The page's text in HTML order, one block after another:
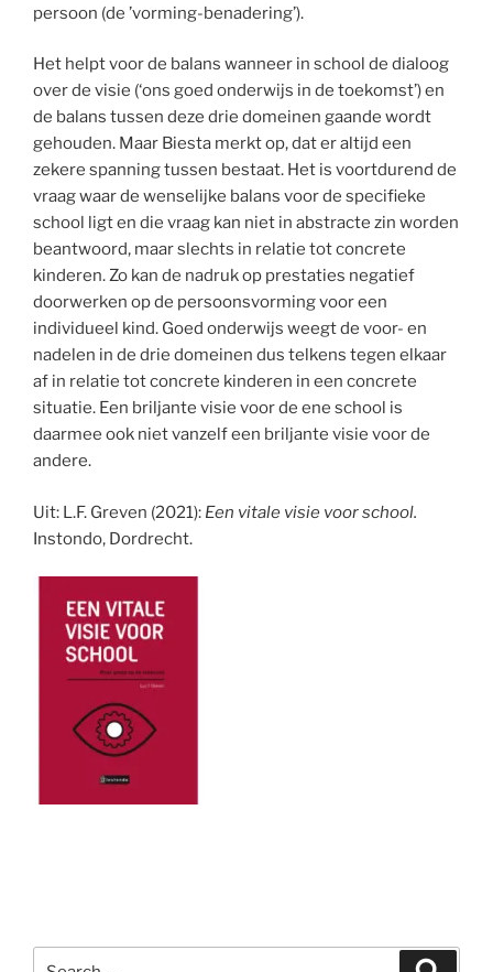
persoon (de ’vorming-benadering’).
Het helpt voor de balans wanneer in school de dialoog
over de visie (‘ons goed onderwijs in de toekomst’) en
de balans tussen deze drie domeinen gaande wordt
gehouden. Maar Biesta merkt op, dat er altijd een
zekere spanning tussen bestaat. Het is voortdurend de
vraag waar de wenselijke balans voor de specifieke
school ligt en die vraag kan niet in abstracte zin worden
beantwoord, maar slechts in relatie tot concrete
kinderen. Zo kan de nadruk op prestaties negatief
doorwerken op de persoonsvorming voor een
individueel kind. Goed onderwijs weegt de voor- en
nadelen in de drie domeinen dus telkens tegen elkaar
af in relatie tot concrete kinderen in een concrete
situatie. Een briljante visie voor de ene school is
daarmee ook niet vanzelf een briljante visie voor de
andere.
Uit: L.F. Greven (2021): Een vitale visie voor school.
Instondo, Dordrecht.